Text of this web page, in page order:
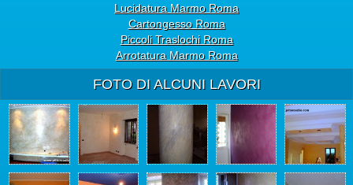
Lucidatura Marmo Roma
Cartongesso Roma
Piccoli Traslochi Roma
Arrotatura Marmo Roma
FOTO DI ALCUNI LAVORI